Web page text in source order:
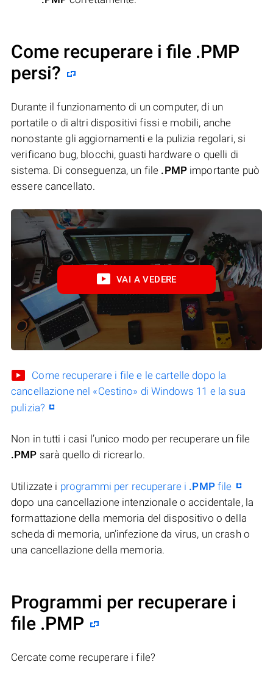
Come recuperare i file .PMP
persi?
Durante il funzionamento di un computer, di un
portatile o di altri dispositivi fissi e mobili, anche
nonostante gli aggiornamenti e la pulizia regolari, si
verificano bug, blocchi, guasti hardware o quelli di
sistema. Di conseguenza, un file .PMPimportante può
essere cancellato.
VAI A VEDERE
Come recuperare i file e le cartelle dopo la
cancellazione nel «Cestino» di Windows 11 e la sua
pulizia?
Non in tutti i casi l’unico modo per recuperare un file
.PMP sarà quello di ricrearlo.
Utilizzate i programmi per recuperare i .PMPfile
dopo una cancellazione intenzionale o accidentale, la
formattazione della memoria del dispositivo o della
scheda di memoria, un’infezione da virus, un crash o
una cancellazione della memoria.
Programmi per recuperare i
file .PMP
Cercate come recuperare i file?